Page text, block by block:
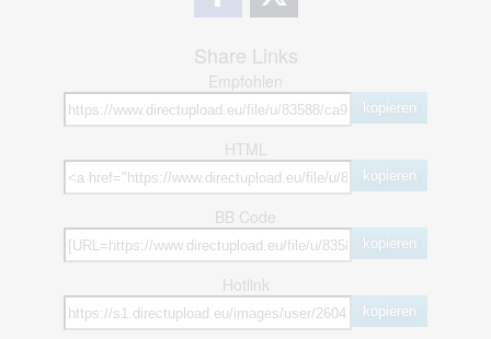
Share Links
Empfohlen
kopieren
HTML
kopieren
BB Code
kopieren
Hotlink
kopieren